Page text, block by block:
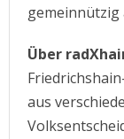
gemeinnützig
Über
aus